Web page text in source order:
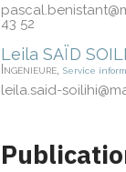
pascal.benistant@
43 52
Leila SAÏD
Ingénieure, Service
leila.said-soilihi@